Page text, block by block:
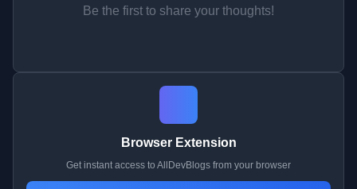
Be the first to share your thoughts!
Browser Extension
Get instant access to AllDevBlogs from your browser